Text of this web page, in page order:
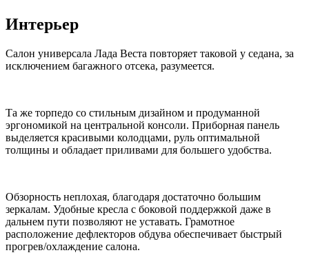
Интерьер
Салон универсала Лада Веста повторяет таковой у седана, за
исключением багажного отсека, разумеется.
Та же торпедо со стильным дизайном и продуманной
эргономикой на центральной консоли. Приборная панель
выделяется красивыми колодцами, руль оптимальной
толщины и обладает приливами для большего удобства.
Обзорность неплохая, благодаря достаточно большим
зеркалам. Удобные кресла с боковой поддержкой даже в
дальнем пути позволяют не уставать. Грамотное
расположение дефлекторов обдува обеспечивает быстрый
прогрев/охлаждение салона.